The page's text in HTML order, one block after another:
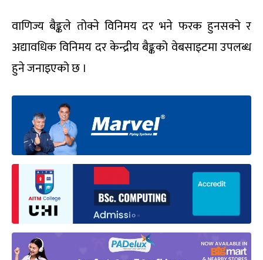
वाणिज्य बैङ्कले तोक्ने विनिमय दर भने फरक हुनसक्ने र
अद्यावधिक विनिमय दर केन्द्रीय बैङ्कको वेबसाइटमा उपलब्ध
हुने जनाइएको छ ।